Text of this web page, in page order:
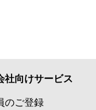
社向けサービス
のご登録